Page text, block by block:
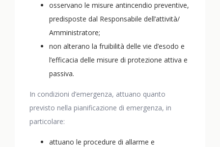
osservano le misure antincendio preventive,
predisposte dal Responsabile dell’attività/
Amministratore;
non alterano la fruibilità delle vie d’esodo e
l’efficacia delle misure di protezione attiva e
passiva.
In condizioni d’emergenza, attuano quanto
previsto nella pianificazione di emergenza, in
particolare:
attuano le procedure di allarme e